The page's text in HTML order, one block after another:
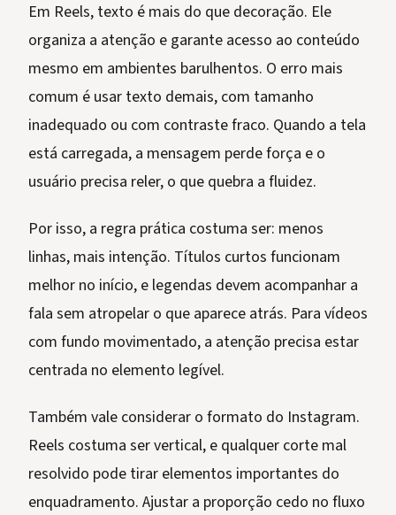
Em Reels, texto é mais do que decoração. Ele
organiza a atenção e garante acesso ao conteúdo
mesmo em ambientes barulhentos. O erro mais
comum é usar texto demais, com tamanho
inadequado ou com contraste fraco. Quando a tela
está carregada, a mensagem perde força e o
usuário precisa reler, o que quebra a fluidez.
Por isso, a regra prática costuma ser: menos
linhas, mais intenção. Títulos curtos funcionam
melhor no início, e legendas devem acompanhar a
fala sem atropelar o que aparece atrás. Para vídeos
com fundo movimentado, a atenção precisa estar
centrada no elemento legível.
Também vale considerar o formato do Instagram.
Reels costuma ser vertical, e qualquer corte mal
resolvido pode tirar elementos importantes do
enquadramento. Ajustar a proporção cedo no fluxo